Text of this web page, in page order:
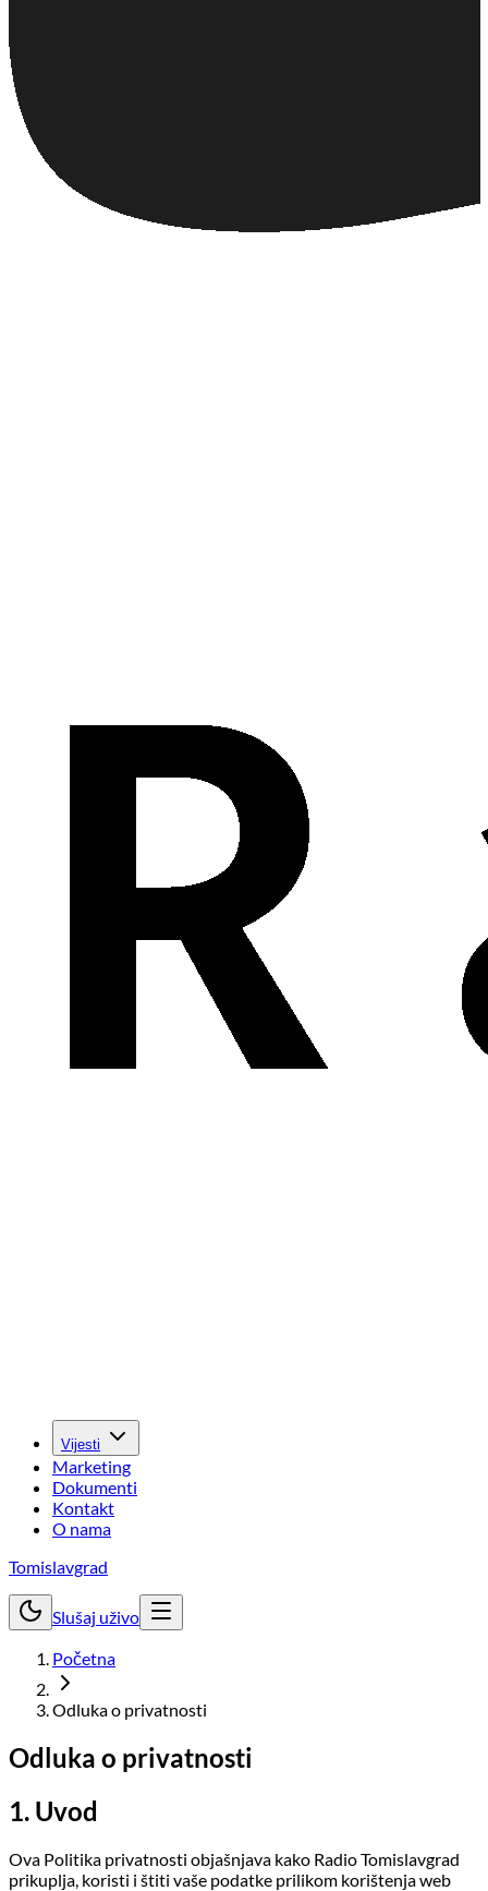
Vijesti
Marketing
Dokumenti
Kontakt
O nama
Tomislavgrad
Slušaj uživo
Početna
Odluka o privatnosti
Odluka o privatnosti
1. Uvod
Ova Politika privatnosti objašnjava kako Radio Tomislavgrad
prikuplja, koristi i štiti vaše podatke prilikom korištenja web